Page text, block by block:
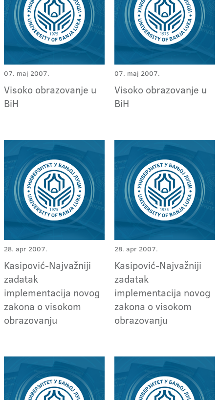
07. maj 2007.
Visoko obrazovanje u
BiH
07. maj 2007.
Visoko obrazovanje u
BiH
28. apr 2007.
Kasipović-Najvažniji
zadatak
implementacija novog
zakona o visokom
obrazovanju
28. apr 2007.
Kasipović-Najvažniji
zadatak
implementacija novog
zakona o visokom
obrazovanju